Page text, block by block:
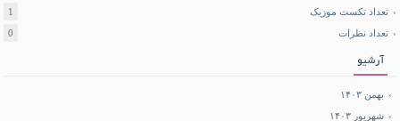
تعداد تکست موزیک
1
تعداد نظرات
0
آرشیو
بهمن ۱۴۰۳
شهریور ۱۴۰۳